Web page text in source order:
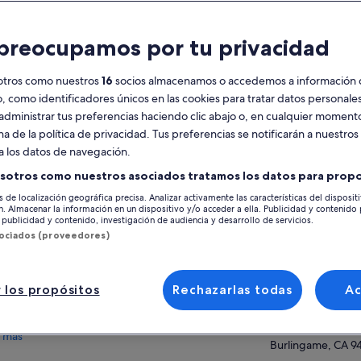
gratuita
disponible
9 h
Vale móvil
Confirmación
instantánea
Instantáneas dignas del horizonte desde
Treasure Island
Saborea vinos galardonados en la
Pasea por el encanto histórico de la Plaza de
Sonoma y almuerza
Captura el puente Golden Gate desde
Ubicación de la
Napa Valley
Napa Valley,
America
Punto de
8:15 AM – San
Waterfront 1800
Burlingame, CA
por tu privacidad
como nuestros16 socios almacenamos o accedemos a información
como identificadores únicos en las cookies para tratar datos
tus preferencias haciendo clic abajo o, en cualquier
de la política de privacidad. Tus preferencias se notificarán a nuestros
los datos de navegación.
como nuestros asociados tratamos los datos para
de localización geográfica precisa. Analizar activamente las características del
Almacenar la información en un dispositivo y/o acceder a ella. Publicidad y contenido
y contenido, investigación de audiencia y desarrollo de servicios.
(proveedores)
los propósitos Rechazarlas todas